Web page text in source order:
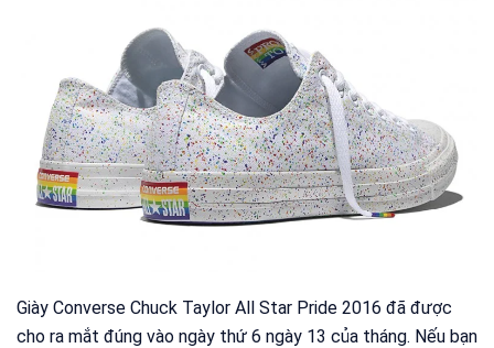
Giày Converse Chuck Taylor All Star Pride 2016 đã được
cho ra mắt đúng vào ngày thứ 6 ngày 13 của tháng. Nếu bạn